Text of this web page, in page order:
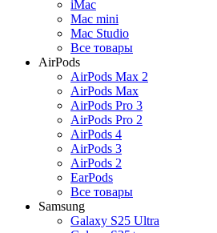
iMac
Mac mini
Mac Studio
Все товары
AirPods
AirPods Max 2
AirPods Max
AirPods Pro 3
AirPods Pro 2
AirPods 4
AirPods 3
AirPods 2
EarPods
Все товары
Samsung
Galaxy S25 Ultra